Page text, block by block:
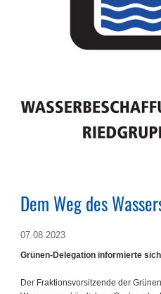
Dem Weg des
07.08.2023
Grünen-Delegation informierte
Der Fraktionsvorsitzende der